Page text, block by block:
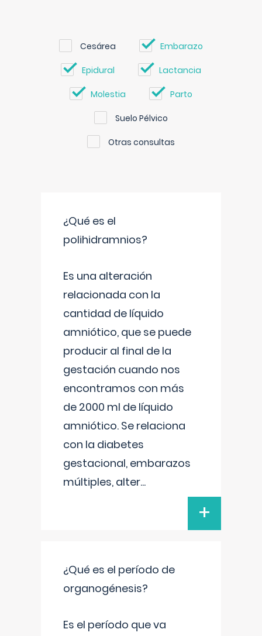
Cesárea Embarazo
Epidural Lactancia
Molestia Parto
Suelo Pélvico
Otras consultas
¿Qué es el
polihidramnios?
Es una alteración
relacionada con la
cantidad de líquido
amniótico, que se puede
producir al final de la
gestación cuando nos
encontramos con más
de 2000 ml de líquido
amniótico. Se relaciona
con la diabetes
gestacional, embarazos
múltiples, alter...
+
¿Qué es el período de
organogénesis?
Es el período que va